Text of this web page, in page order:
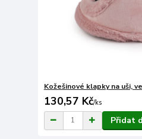
Kožešinové klapky na uši,
130,57 Kč/ks
Přidat